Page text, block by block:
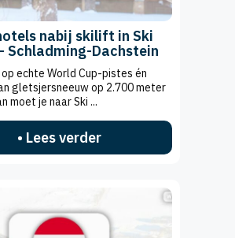
nabij skilift in Ski
Schladming-Dachstein
op echte World Cup-pistes én
gletsjersneeuw op 2.700 meter
moet je naar Ski ...
• Lees verder